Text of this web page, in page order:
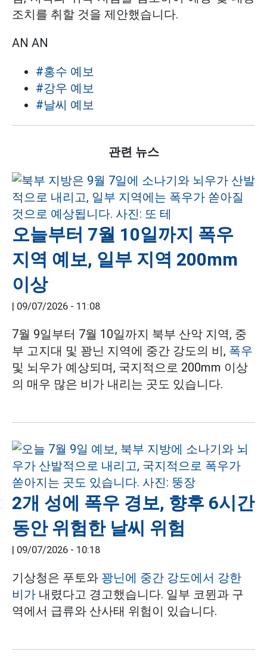
조치를 취할 것을 제안했습니다.
AN AN
#홍수 예보
#강우 예보
#날씨 예보
관련 뉴스
오늘부터 7월 10일까지 폭우
지역 예보, 일부 지역 200mm
이상
09/07/2026 - 11:08
7월 9일부터 7월 10일까지 북부 산악 지역, 중
부 고지대 및 꽝닌 지역에 중간 강도의 비, 폭우
및 뇌우가 예상되며, 국지적으로 200mm 이상
의 매우 많은 비가 내리는 곳도 있습니다.
2개 성에 폭우 경보, 향후 6시간
동안 위험한 날씨 위험
09/07/2026 - 10:18
기상청은 푸토와 꽝닌에 중간 강도에서 강한
비가 내렸다고 경고했습니다. 일부 코뮌과 구
역에서 급류와 산사태 위험이 있습니다.